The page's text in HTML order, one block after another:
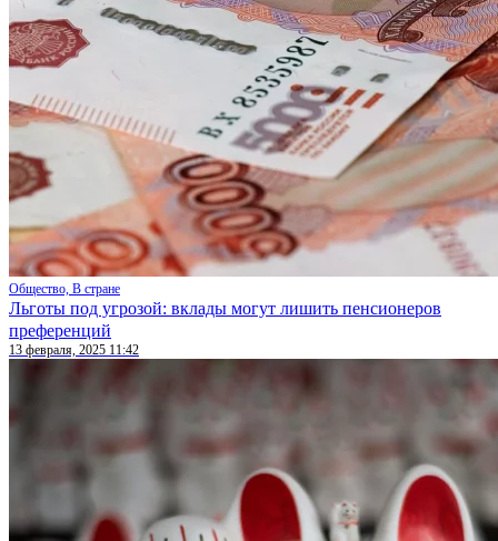
Общество, В стране
Льготы под угрозой: вклады могут лишить пенсионеров
преференций
13 февраля, 2025 11:42